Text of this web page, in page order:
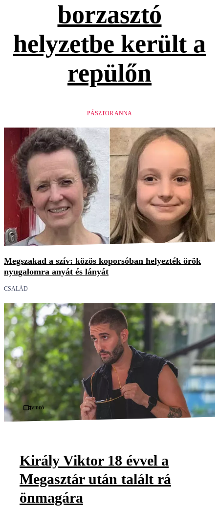
borzasztó
helyzetbe került a
repülőn
PÁSZTOR ANNA
Megszakad a szív: közös koporsóban helyezték örök
nyugalomra anyát és lányát
CSALÁD
Videó
Király Viktor 18 évvel a
Megasztár után talált rá
önmagára